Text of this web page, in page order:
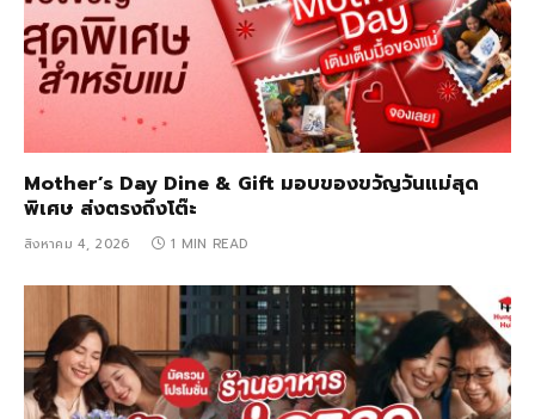
Mother’s Day Dine & Gift มอบของขวัญวันแม่สุด
พิเศษ ส่งตรงถึงโต๊ะ
สิงหาคม 4, 2026 1 MIN READ